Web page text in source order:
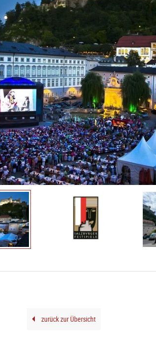
zurück zur Übersicht